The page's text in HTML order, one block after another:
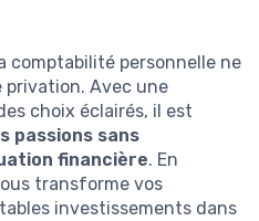
comptabilité personnelle ne
privation. Avec une
choix éclairés, il est
passions sans
financière. En
transforme vos
investissements dans